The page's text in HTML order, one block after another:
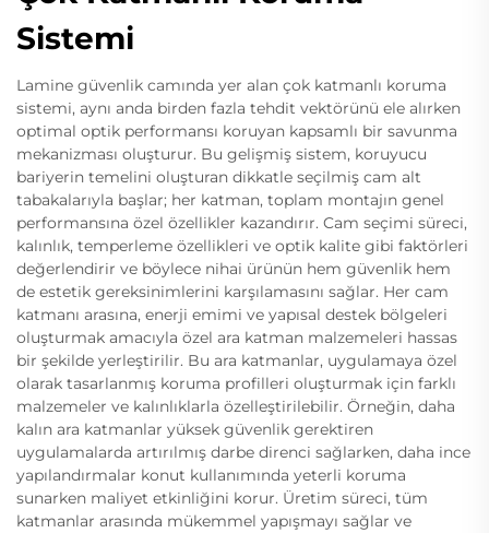
Sistemi
Lamine güvenlik camında yer alan çok katmanlı koruma
sistemi, aynı anda birden fazla tehdit vektörünü ele alırken
optimal optik performansı koruyan kapsamlı bir savunma
mekanizması oluşturur. Bu gelişmiş sistem, koruyucu
bariyerin temelini oluşturan dikkatle seçilmiş cam alt
tabakalarıyla başlar; her katman, toplam montajın genel
performansına özel özellikler kazandırır. Cam seçimi süreci,
kalınlık, temperleme özellikleri ve optik kalite gibi faktörleri
değerlendirir ve böylece nihai ürünün hem güvenlik hem
de estetik gereksinimlerini karşılamasını sağlar. Her cam
katmanı arasına, enerji emimi ve yapısal destek bölgeleri
oluşturmak amacıyla özel ara katman malzemeleri hassas
bir şekilde yerleştirilir. Bu ara katmanlar, uygulamaya özel
olarak tasarlanmış koruma profilleri oluşturmak için farklı
malzemeler ve kalınlıklarla özelleştirilebilir. Örneğin, daha
kalın ara katmanlar yüksek güvenlik gerektiren
uygulamalarda artırılmış darbe direnci sağlarken, daha ince
yapılandırmalar konut kullanımında yeterli koruma
sunarken maliyet etkinliğini korur. Üretim süreci, tüm
katmanlar arasında mükemmel yapışmayı sağlar ve